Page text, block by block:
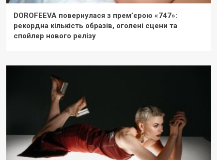
DOROFEEVA повернулася з прем’єрою «747»:
рекордна кількість образів, оголені сцени та
спойлер нового релізу